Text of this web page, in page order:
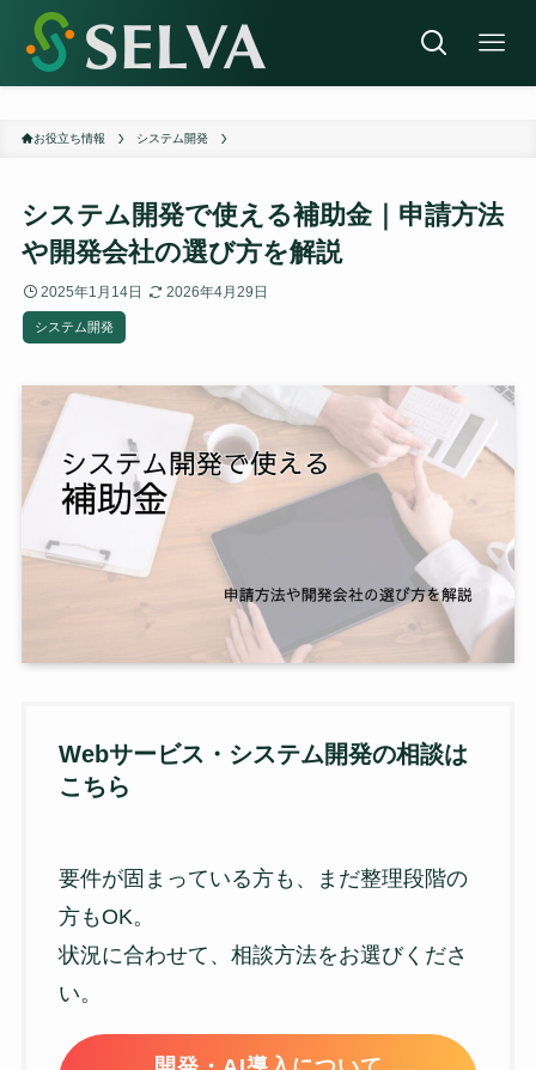
お役立ち情報 システム開発
システム開発で使える補助金｜申請方法
や開発会社の選び方を解説
システム開発
2025年1月14日 2026年4月29日
Webサービス・システム開発の相談は
こちら
要件が固まっている方も、まだ整理段階の
方もOK。
状況に合わせて、相談方法をお選びくださ
い。